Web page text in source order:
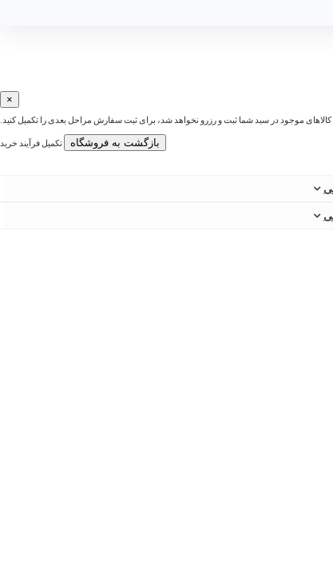
×
کالاهای موجود در سبد شما ثبت و رزرو نخواهد شد، برای ثبت سفارش مراحل بعدی را تکمیل کنید.
بازگشت به فروشگاه تکمیل فرآیند خرید